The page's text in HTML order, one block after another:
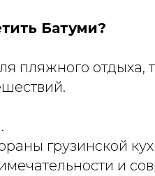
Батуми?
пляжного отдыха,
грузинской
и